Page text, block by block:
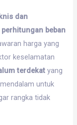
dan
beban
harga yang
keselamatan
terdekat yang
untuk
rangka tidak